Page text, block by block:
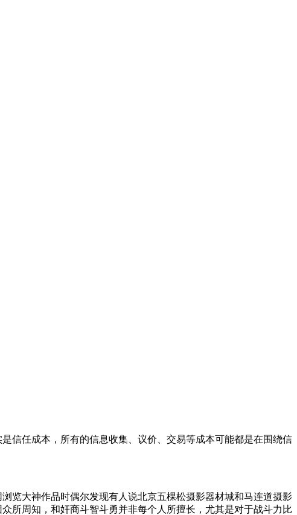
信任成本，所有的信息收集、议价、交易等成本可能都是在围绕信
览大神作品时偶尔发现有人说北京五棵松摄影器材城和马连道摄影
所周知，和奸商斗智斗勇并非每个人所擅长，尤其是对于战斗力比